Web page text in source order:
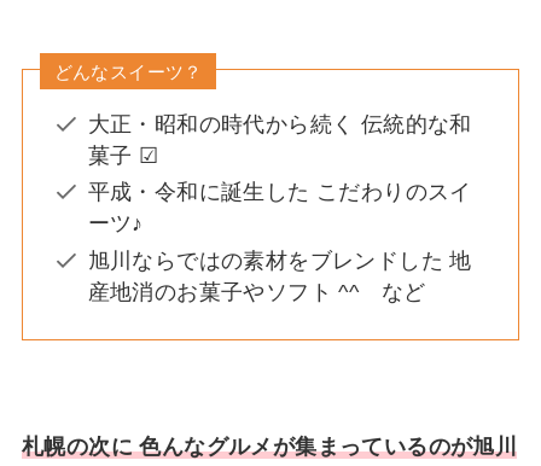
どんなスイーツ？
大正・昭和の時代から続く 伝統的な和
菓子 ☑
平成・令和に誕生した こだわりのスイ
ーツ♪
旭川ならではの素材をブレンドした 地
産地消のお菓子やソフト ^^ など
札幌の次に 色んなグルメが集まっているのが旭川